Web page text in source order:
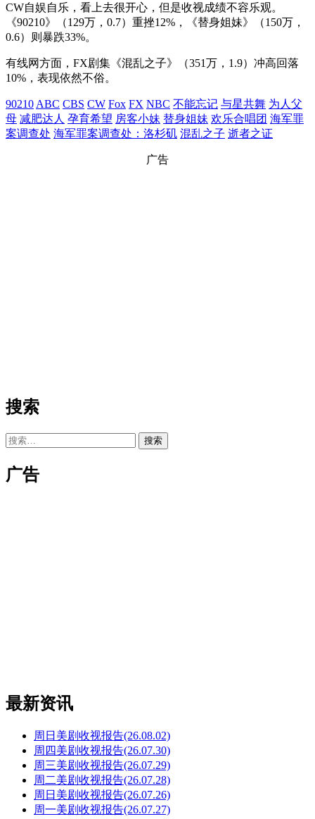
CW自娱自乐，看上去很开心，但是收视成绩不容乐观。
《90210》（129万，0.7）重挫12%，《替身姐妹》（150万，
0.6）则暴跌33%。
有线网方面，FX剧集《混乱之子》（351万，1.9）冲高回落
10%，表现依然不俗。
90210 ABC CBS CW Fox FX NBC 不能忘记 与星共舞 为人父
母 减肥达人 孕育希望 房客小妹 替身姐妹 欢乐合唱团 海军罪
案调查处 海军罪案调查处：洛杉矶 混乱之子 逝者之证
广告
搜索
搜
广告
最新资讯
周日美剧收视报告(26.08.02)
周四美剧收视报告(26.07.30)
周三美剧收视报告(26.07.29)
周二美剧收视报告(26.07.28)
周日美剧收视报告(26.07.26)
周一美剧收视报告(26.07.27)